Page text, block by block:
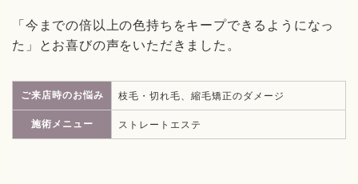
「今までの倍以上の色持ちをキープできるようになっ
た」とお喜びの声をいただきました。
ご来店時のお悩み 枝毛・切れ毛、縮毛矯正のダメージ
施術メニュー ストレートエステ